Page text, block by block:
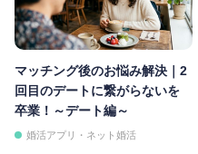
マッチング後のお悩み解決｜2
回目のデートに繋がらないを
卒業！～デート編～
婚活アプリ・ネット婚活